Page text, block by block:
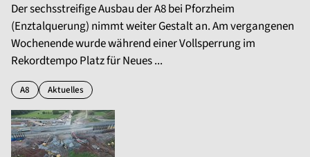
Der sechsstreifige Ausbau der A8 bei Pforzheim
(Enztalquerung) nimmt weiter Gestalt an. Am vergangenen
Wochenende wurde während einer Vollsperrung im
Rekordtempo Platz für Neues ...
A8 Aktuelles